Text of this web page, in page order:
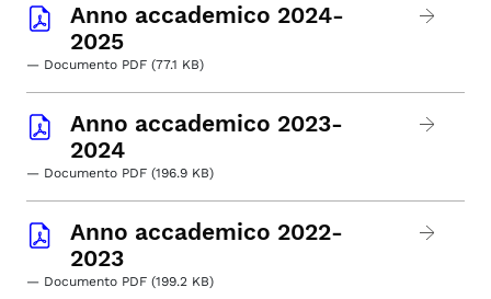
Anno accademico 2024-
2025
— Documento PDF (77.1 KB)
Anno accademico 2023-
2024
— Documento PDF (196.9 KB)
Anno accademico 2022-
2023
— Documento PDF (199.2 KB)